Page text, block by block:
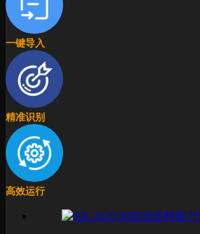
一键导入
精准识别
高效运行